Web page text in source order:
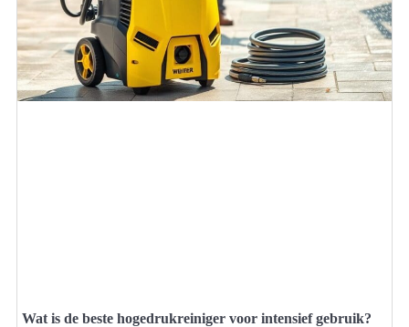
Wat is de beste hogedrukreiniger voor intensief gebruik?